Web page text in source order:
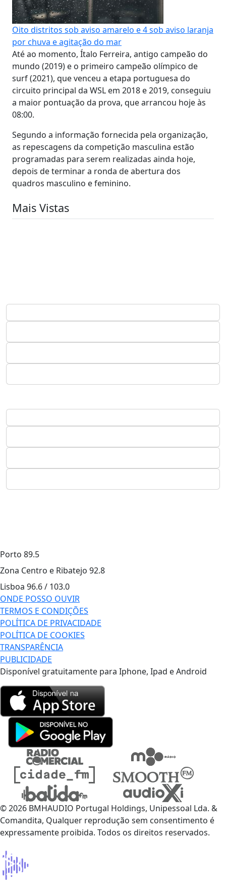
Oito distritos sob aviso amarelo e 4 sob aviso laranja
por chuva e agitação do mar
Até ao momento, Ítalo Ferreira, antigo campeão do
mundo (2019) e o primeiro campeão olímpico de
surf (2021), que venceu a etapa portuguesa do
circuito principal da WSL em 2018 e 2019, conseguiu
a maior pontuação da prova, que arrancou hoje às
08:00.
Segundo a informação fornecida pela organização,
as repescagens da competição masculina estão
programadas para serem realizadas ainda hoje,
depois de terminar a ronda de abertura dos
quadros masculino e feminino.
Mais Vistas
Porto 89.5
Zona Centro e Ribatejo 92.8
Lisboa 96.6 / 103.0
ONDE POSSO OUVIR
TERMOS E CONDIÇÕES
POLÍTICA DE PRIVACIDADE
POLÍTICA DE COOKIES
TRANSPARÊNCIA
PUBLICIDADE
Disponível gratuitamente para Iphone, Ipad e Android
© 2026 BMHAUDIO Portugal Holdings, Unipessoal Lda. &
Comandita, Qualquer reprodução sem consentimento é
expressamente proibida. Todos os direitos reservados.